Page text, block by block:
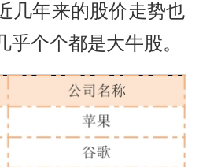
几年来的股价走势也
个个都是大牛股。